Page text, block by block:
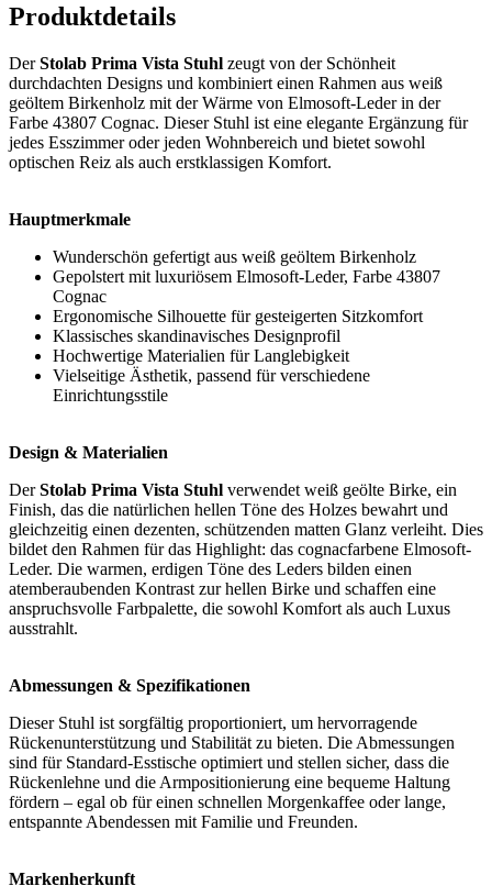
Produktdetails
DerStolab Prima Vista Stuhl zeugt von der Schönheit
durchdachten Designs und kombiniert einen Rahmen aus weiß
geöltem Birkenholz mit der Wärme von Elmosoft-Leder in der
Farbe 43807 Cognac. Dieser Stuhl ist eine elegante Ergänzung für
jedes Esszimmer oder jeden Wohnbereich und bietet sowohl
optischen Reiz als auch erstklassigen Komfort.
Hauptmerkmale
Wunderschön gefertigt aus weiß geöltem Birkenholz
Gepolstert mit luxuriösem Elmosoft-Leder, Farbe 43807
Cognac
Ergonomische Silhouette für gesteigerten Sitzkomfort
Klassisches skandinavisches Designprofil
Hochwertige Materialien für Langlebigkeit
Vielseitige Ästhetik, passend für verschiedene
Einrichtungsstile
Design & Materialien
DerStolab Prima Vista Stuhl verwendet weiß geölte Birke, ein
Finish, das die natürlichen hellen Töne des Holzes bewahrt und
gleichzeitig einen dezenten, schützenden matten Glanz verleiht. Dies
bildet den Rahmen für das Highlight: das cognacfarbene Elmosoft-
Leder. Die warmen, erdigen Töne des Leders bilden einen
atemberaubenden Kontrast zur hellen Birke und schaffen eine
anspruchsvolle Farbpalette, die sowohl Komfort als auch Luxus
ausstrahlt.
Abmessungen & Spezifikationen
Dieser Stuhl ist sorgfältig proportioniert, um hervorragende
Rückenunterstützung und Stabilität zu bieten. Die Abmessungen
sind für Standard-Esstische optimiert und stellen sicher, dass die
Rückenlehne und die Armpositionierung eine bequeme Haltung
fördern – egal ob für einen schnellen Morgenkaffee oder lange,
entspannte Abendessen mit Familie und Freunden.
Markenherkunft